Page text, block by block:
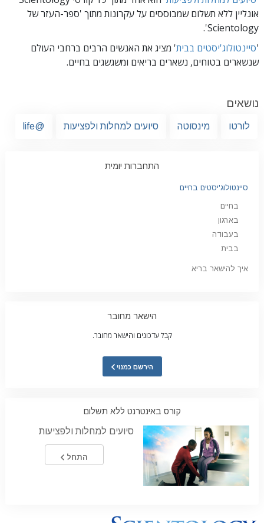
אונליין ללא תשלום שמבוססים על עקרונות מתוך 'ספר-העזר של
Scientology'.
'סיינטולוג'יסטים בבית' מציג את האנשים הרבים ברחבי העולם
שנשארים בטוחים, נשארים בריאים ומשגשגים בחיים.
נושאים
לורטו מינסוטה סיועים למחלות ולפציעות @life
התחברות יומית
סיינטולוג'יסטים בחיים
בחיים
בארגון
בעבודה
בבית
איך להישאר בריא
הישאר מחובר
קבל עדכונים והישאר מחובר.
הירשם כמנוי
קורס באינטרנט ללא תשלום
סיועים למחלות ולפציעות
התחל